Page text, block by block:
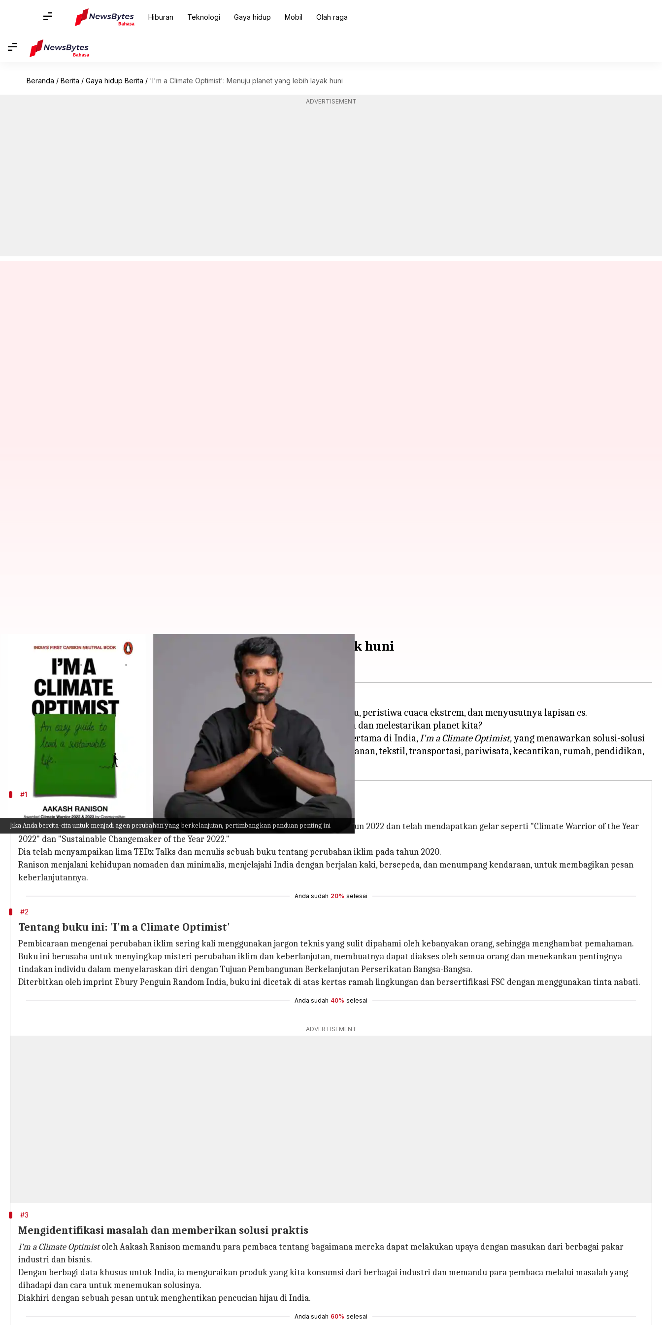
Hiburan Teknologi Gaya hidup Mobil Olah raga
Beranda / Berita / Gaya hidup Berita / 'I'm a Climate Optimist': Menuju planet yang lebih layak huni
ADVERTISEMENT
Jika Anda bercita-cita untuk menjadi agen perubahan yang berkelanjutan, pertimbangkan panduan penting ini
'I'm a Climate Optimist': Menuju planet yang lebih layak huni
Taufiq Al Jufri Oct 20, 2023
Apa ceritanya
Perubahan iklim adalah masalah global yang mendesak dengan meningkatnya suhu, peristiwa cuaca ekstrem, dan menyusutnya lapisan es.
Tetapi bagaimana setiap orang dapat berkontribusi untuk mengurangi dampaknya dan melestarikan planet kita?
Dalam sebuah tinjauan yang komprehensif, saya menelusuri buku netral karbon pertama di India,I'm a Climate Optimist,yang menawarkan solusi-solusi
praktis untuk kehidupan sehari-hari, yang mencakup berbagai bidang seperti makanan, tekstil, transportasi, pariwisata, kecantikan, rumah, pendidikan,
#1
Tentang penulis: Aakash Ranison
Aakash Ranison merupakan bagian dari 100 Bintang Digital India versi Forbes untuk tahun 2022 dan telah mendapatkan gelar seperti "Climate Warrior of the Year
2022" dan "Sustainable Changemaker of the Year 2022."
Dia telah menyampaikan lima TEDx Talks dan menulis sebuah buku tentang perubahan iklim pada tahun 2020.
Ranison menjalani kehidupan nomaden dan minimalis, menjelajahi India dengan berjalan kaki, bersepeda, dan menumpang kendaraan, untuk membagikan pesan
keberlanjutannya.
Anda sudah 20% selesai
#2
Tentang buku ini: 'I'm a Climate Optimist'
Pembicaraan mengenai perubahan iklim sering kali menggunakan jargon teknis yang sulit dipahami oleh kebanyakan orang, sehingga menghambat pemahaman.
Buku ini berusaha untuk menyingkap misteri perubahan iklim dan keberlanjutan, membuatnya dapat diakses oleh semua orang dan menekankan pentingnya
tindakan individu dalam menyelaraskan diri dengan Tujuan Pembangunan Berkelanjutan Perserikatan Bangsa-Bangsa.
Diterbitkan oleh imprint Ebury Penguin Random India, buku ini dicetak di atas kertas ramah lingkungan dan bersertifikasi FSC dengan menggunakan tinta nabati.
Anda sudah 40% selesai
ADVERTISEMENT
#3
Mengidentifikasi masalah dan memberikan solusi praktis
I'm a Climate Optimistoleh Aakash Ranison memandu para pembaca tentang bagaimana mereka dapat melakukan upaya dengan masukan dari berbagai pakar
industri dan bisnis.
Dengan berbagi data khusus untuk India, ia menguraikan produk yang kita konsumsi dari berbagai industri dan memandu para pembaca melalui masalah yang
dihadapi dan cara untuk menemukan solusinya.
Diakhiri dengan sebuah pesan untuk menghentikan pencucian hijau di India.
Anda sudah 60% selesai